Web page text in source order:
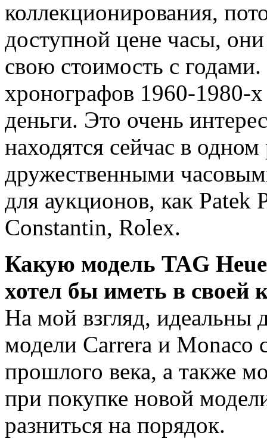
коллекционирования,
доступной цене часы,
свою стоимость с
хронографов 1960-1980-х
деньги. Это очень
находятся сейчас в
дружественными
для аукционов, как Patek
Constantin, Rolex.
Какую модель TAG
хотел бы иметь в своей
На мой взгляд, идеальны
модели Carrera и Monaco
прошлого века, а также
при покупке новой
разниться на порядок.